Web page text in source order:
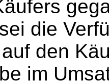
die
den
im